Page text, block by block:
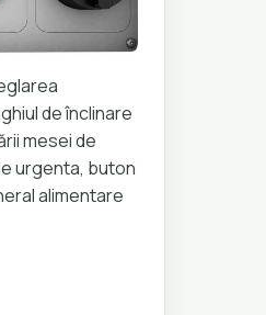
de înclinare
mesei de
urgenta, buton
alimentare